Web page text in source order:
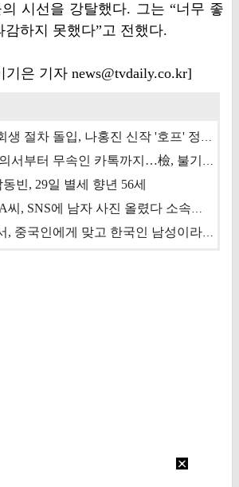
시선을 강탈했다. 그는 “너무 좋
감하지 못했다”고 전했다.
은 기자 news@tvdaily.co.kr]
메가박스중앙 회생 절차 돌입, 나홍진 신작 '호프' 정상 개봉에 쏠린 시선 [상반기 결산 기획]
민희진 입사 동의서부터 무속인 카톡까지…檢, 불기소 처분 근거들 [이슈&톡]
빈, 29일 별세 향년 56세
아이돌 연습생 A씨, SNS에 남자 사진 올렸다 소속사 퇴출
대만 인플루언서, 중국인에게 맞고 한국인 남성이라 진술 '후폭풍'